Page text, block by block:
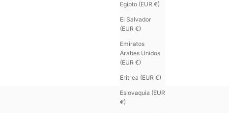
Egipto (EUR €)
El Salvador
(EUR €)
Emiratos
Árabes Unidos
(EUR €)
Eritrea (EUR €)
Eslovaquia (EUR
€)